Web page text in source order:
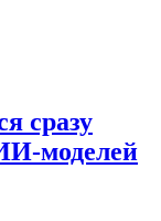
сразу
моделей